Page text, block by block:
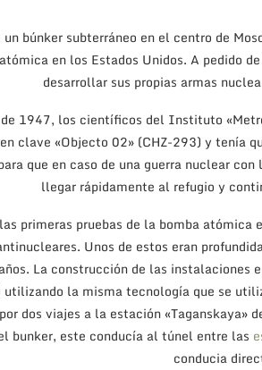
un búnker subterráneo en el centro de
en los Estados Unidos. A pedido
desarrollar sus propias armas
1947, los científicos del Instituto
clave «Objecto 02» (CHZ-293) y tenía
que en caso de una guerra nuclear
llegar rápidamente al refugio y
primeras pruebas de la bomba
Unos de estos eran
La construcción de las instalaciones
utilizando la misma tecnología que se
dos viajes a la estación
bunker, este conducía al túnel entre las
conducia